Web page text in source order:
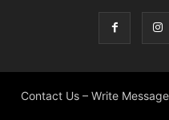
Contact Us – Write